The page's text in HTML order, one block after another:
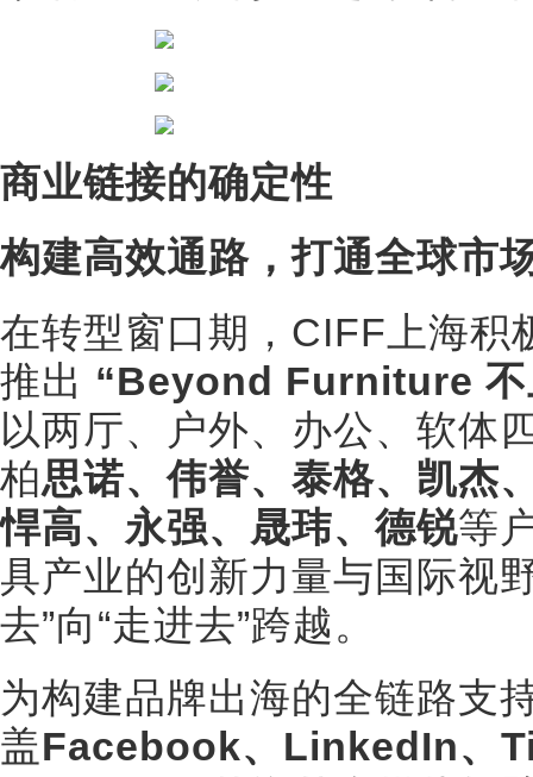
商业链接的确定性
构建高效通路，打通全球市
在转型窗口期，CIFF上海积
推出 “Beyond Furniture 不
以两厅、户外、办公、软体
柏思诺、伟誉、泰格、凯杰
悍高、永强、晟玮、德锐等
具产业的创新力量与国际视
去”向“走进去”跨越。
为构建品牌出海的全链路支
盖Facebook、LinkedIn、